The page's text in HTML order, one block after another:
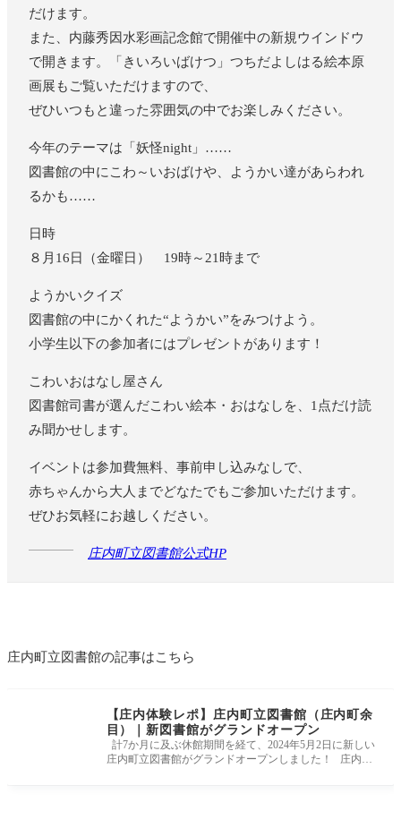
だけます。
また、内藤秀因水彩画記念館で開催中の新規ウインドウ
で開きます。「きいろいばけつ」つちだよしはる絵本原
画展もご覧いただけますので、
ぜひいつもと違った雰囲気の中でお楽しみください。
今年のテーマは「妖怪night」……
図書館の中にこわ～いおばけや、ようかい達があらわれ
るかも……
日時
８月16日（金曜日） 19時～21時まで
ようかいクイズ
図書館の中にかくれた“ようかい”をみつけよう。
小学生以下の参加者にはプレゼントがあります！
こわいおはなし屋さん
図書館司書が選んだこわい絵本・おはなしを、1点だけ読
み聞かせします。
イベントは参加費無料、事前申し込みなしで、
赤ちゃんから大人までどなたでもご参加いただけます。
ぜひお気軽にお越しください。
庄内町立図書館公式HP
庄内町立図書館の記事はこちら
【庄内体験レポ】庄内町立図書館（庄内町余
目）｜新図書館がグランドオープン
計7か月に及ぶ休館期間を経て、2024年5月2日に新しい
庄内町立図書館がグランドオープンしました！ 庄内町